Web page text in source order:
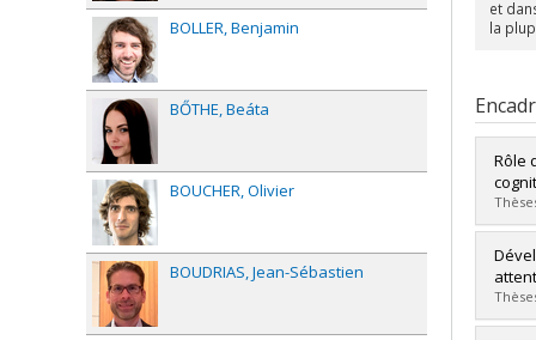
et
la
Rôle
Lien
BOLLER Benjamin
BŐTHE Beáta
BOUCHER Olivier
BOUDRIAS Jean-Sébastien